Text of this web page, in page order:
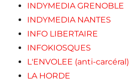
INDYMEDIA GRENOBLE
INDYMEDIA NANTES
INFO LIBERTAIRE
INFOKIOSQUES
L'ENVOLEE (anti-carcéral)
LA HORDE